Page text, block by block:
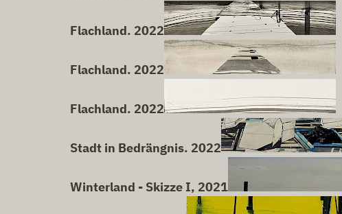
Flachland. 2022
Flachland. 2022
Flachland. 2022
Stadt in Bedrängnis. 2022
Winterland - Skizze I, 2021